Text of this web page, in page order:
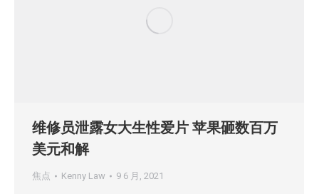
维修员泄露女大生性爱片 苹果砸数百万
美元和解
焦点 Kenny Law 9 6 月, 2021